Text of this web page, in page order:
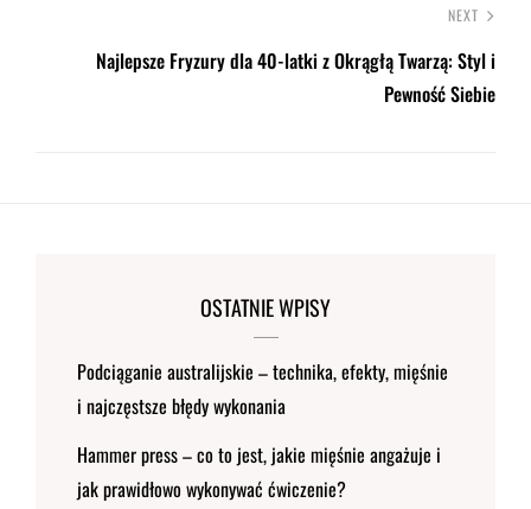
NEXT
Najlepsze Fryzury dla 40-latki z Okrągłą Twarzą: Styl i
Pewność Siebie
OSTATNIE WPISY
Podciąganie australijskie – technika, efekty, mięśnie
i najczęstsze błędy wykonania
Hammer press – co to jest, jakie mięśnie angażuje i
jak prawidłowo wykonywać ćwiczenie?